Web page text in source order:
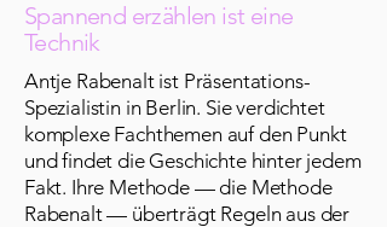
Spannend erzählen ist eine
Technik
​Antje Rabenalt ist Präsentations-
Spezialistin in Berlin. Sie verdichtet
komplexe Fachthemen auf den Punkt
und findet die Geschichte hinter jedem
Fakt. Ihre Methode — die Methode
Rabenalt — überträgt Regeln aus der